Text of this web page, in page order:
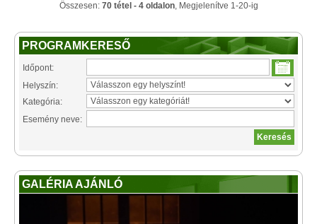
Összesen: 70 tétel - 4 oldalon, Megjelenítve 1-20-ig
PROGRAMKERESŐ
Időpont:
Helyszín:
Kategória:
Esemény neve:
GALÉRIA AJÁNLÓ